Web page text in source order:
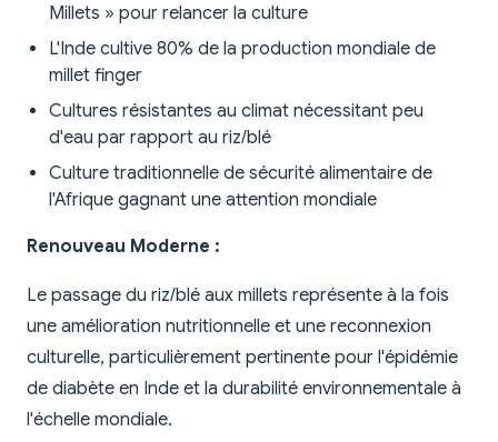
Millets » pour relancer la culture
L'Inde cultive 80% de la production mondiale de
millet finger
Cultures résistantes au climat nécessitant peu
d'eau par rapport au riz/blé
Culture traditionnelle de sécurité alimentaire de
l'Afrique gagnant une attention mondiale
Renouveau Moderne :
Le passage du riz/blé aux millets représente à la fois
une amélioration nutritionnelle et une reconnexion
culturelle, particulièrement pertinente pour l'épidémie
de diabète en Inde et la durabilité environnementale à
l'échelle mondiale.